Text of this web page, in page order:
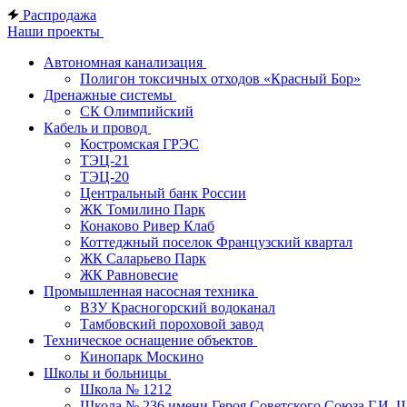
Распродажа
Наши проекты
Автономная канализация
Полигон токсичных отходов «Красный Бор»
Дренажные системы
СК Олимпийский
Кабель и провод
Костромская ГРЭС
ТЭЦ-21
ТЭЦ-20
Центральный банк России
ЖК Томилино Парк
Конаково Ривер Клаб
Коттеджный поселок Французский квартал
ЖК Саларьево Парк
ЖК Равновесие
Промышленная насосная техника
ВЗУ Красногорский водоканал
Тамбовский пороховой завод
Техническое оснащение объектов
Кинопарк Москино
Школы и больницы
Школа № 1212